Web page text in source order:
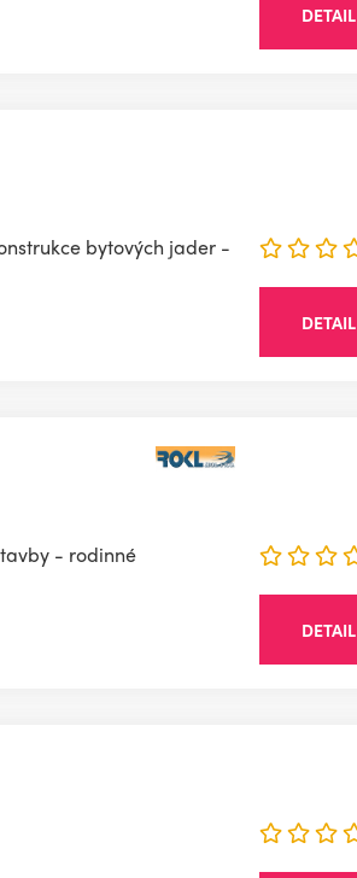
DETAIL
bytových jader -
DETAIL
- rodinné
DETAIL